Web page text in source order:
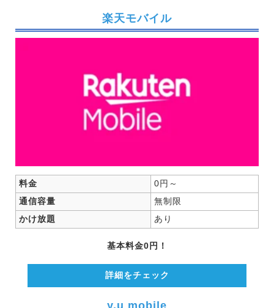
楽天モバイル
料金
0円～
通信容量
無制限
かけ放題
あり
基本料金0円！
詳細をチェック